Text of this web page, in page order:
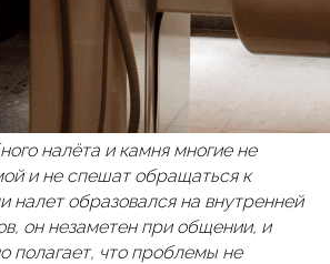
налёта и камня многие не
и не спешат обращаться к
налет образовался на внутренней
он незаметен при общении, и
полагает, что проблемы не